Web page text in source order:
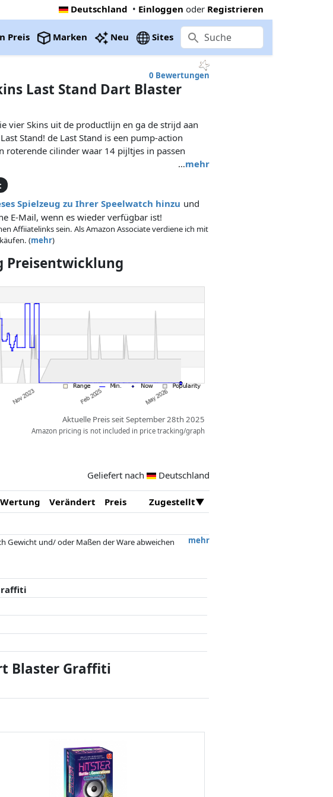
Deutschland • Einloggen oder Registrieren
Preis Marken Neu Sites
0 Bewertungen
Last Stand Dart Blaster
…mehr
vier Skins uit de productlijn en ga de strijd aan
Stand! de Last Stand is een pump-action
roterende cilinder waar 14 pijltjes in passen
Spielzeug zu Ihrer Speelwatch hinzu und
E-Mail, wenn es wieder verfügbar ist!
Affiiatelinks sein. Als Amazon Associate verdiene ich mit
(mehr)
Preisentwicklung
Aktuelle Preis seit September 28th 2025
Amazon pricing is not included in price tracking/graph
Geliefert nach Deutschland
Wertung Verändert Preis
Zugestellt
mehr
Gewicht und/ oder Maßen der Ware abweichen
erfolgt rein nach dem Preis, Vergütungen durch
Ordnung beeinflussen.
Blaster Graffiti